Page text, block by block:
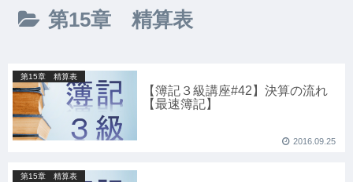
第15章 精算表
第15章 精算表
【簿記３級講座#42】決算の流れ
【最速簿記】
2016.09.25
第15章 精算表